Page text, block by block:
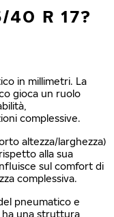
40 R 17?
in millimetri. La
gioca un ruolo
complessive.
altezza/larghezza)
alla sua
sul comfort di
complessiva.
pneumatico e
ha una struttura